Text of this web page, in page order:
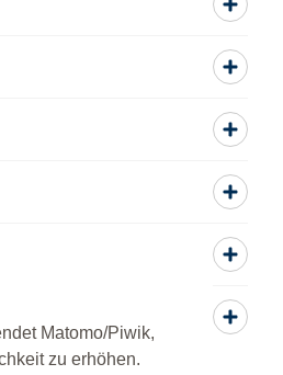
Matomo/Piwik,
zu erhöhen.